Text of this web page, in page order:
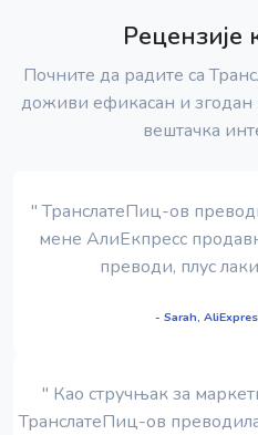
Рецензије
Почните да радите са
доживи ефикасан и згодан
вештачка
" ТранслатеПиц-ов
мене АлиЕкпресс
преводи, плус
- Sarah,
" Као стручњак за
ТранслатеПиц-ов